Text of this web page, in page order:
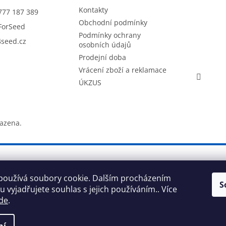
soubory cookie. Dalším procházením
vyjadřujete souhlas s jejich používáním.. Více
.
187 389
Kontakty
Obchodní podmínky
Podmínky ochrany
osobních údajů
Prodejní doba
Vrácení zboží a reklamace
ÚKZUS